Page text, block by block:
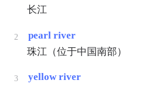
长江
2
pearl river
珠江（位于中国南部）
3
yellow river